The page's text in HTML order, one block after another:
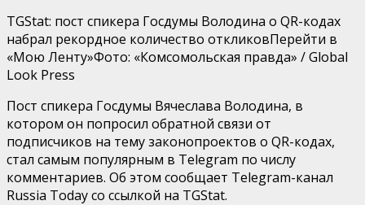
TGStat: пост спикера Госдумы Володина о QR-кодах
набрал рекордное количество откликовПерейти в
«Мою Ленту»Фото: «Комсомольская правда» / Global
Look Press
Пост спикера Госдумы Вячеслава Володина, в
котором он попросил обратной связи от
подписчиков на тему законопроектов о QR-кодах,
стал самым популярным в Telegram по числу
комментариев. Об этом сообщает Telegram-канал
Russia Today со ссылкой на TGStat.